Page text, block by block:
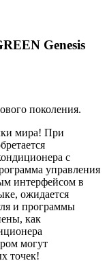
Genesis
поколения.
мира! При
с
управления
интерфейсом в
ожидается
и программы
как
могут
точек!